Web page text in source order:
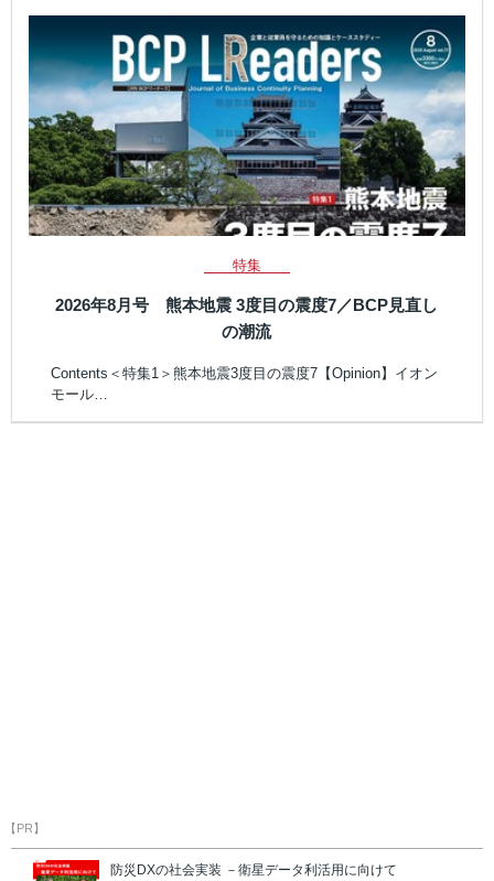
特集
2026年8月号 熊本地震 3度目の震度7／BCP見直し
の潮流
Contents＜特集1＞熊本地震3度目の震度7【Opinion】イオン
モール…
【PR】
防災DXの社会実装 －衛星データ利活用に向けて